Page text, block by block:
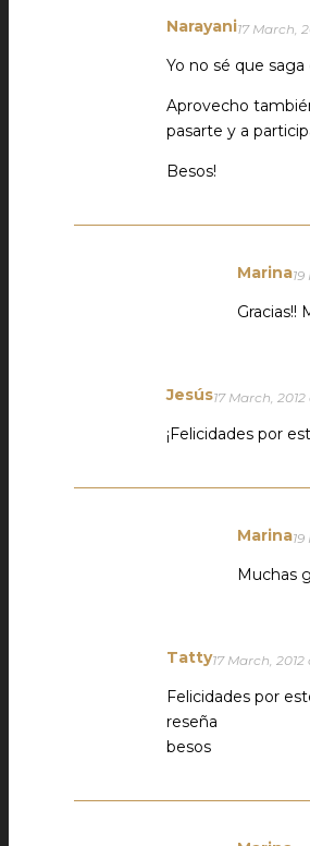
Narayani17 March,
Yo no sé que
Aprovecho
pasarte y a
Besos!
Marina
Gracias!!
Jesús17 March,
¡Felicidades por
Marina
Muchas
Tatty17 March, 2012
Felicidades por
reseña
besos